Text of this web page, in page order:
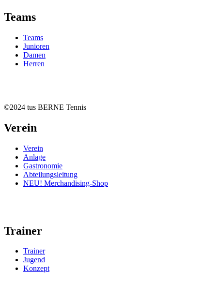
Teams
Teams
Junioren
Damen
Herren
©2024 tus BERNE Tennis
Verein
Verein
Anlage
Gastronomie
Abteilungsleitung
NEU! Merchandising-Shop
Trainer
Trainer
Jugend
Konzept